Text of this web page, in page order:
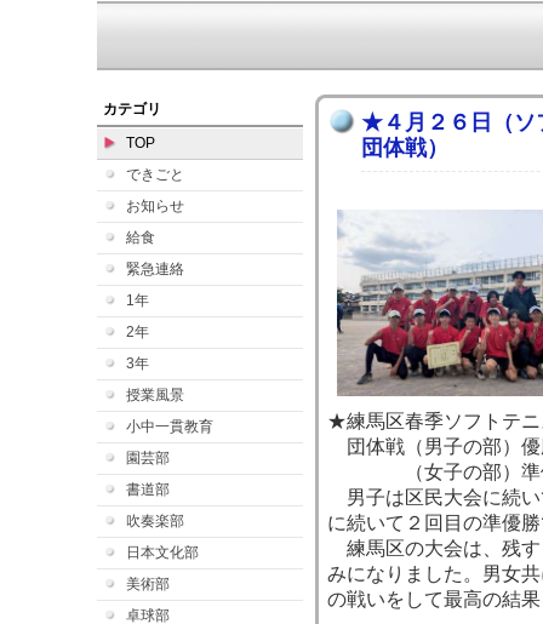
カテゴリ
TOP
できごと
お知らせ
給食
緊急連絡
1年
2年
3年
授業風景
小中一貫教育
園芸部
書道部
吹奏楽部
日本文化部
美術部
卓球部
★４月２６日（ソ
団体戦）
★練馬区春季ソフトテ
団体戦（男子の部）
（女子の部）準
男子は区民大会に続い
に続いて２回目の準優
練馬区の大会は、残す
みになりました。男女
の戦いをして最高の結